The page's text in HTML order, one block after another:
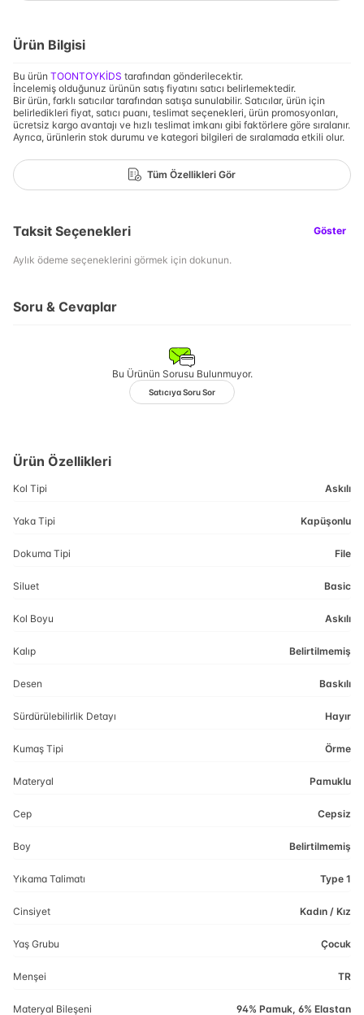
Ürün Bilgisi
Bu ürün TOONTOYKİDS tarafından gönderilecektir.
İncelemiş olduğunuz ürünün satış fiyatını satıcı belirlemektedir.
Bir ürün, farklı satıcılar tarafından satışa sunulabilir. Satıcılar, ürün için
belirledikleri fiyat, satıcı puanı, teslimat seçenekleri, ürün promosyonları,
ücretsiz kargo avantajı ve hızlı teslimat imkanı gibi faktörlere göre sıralanır.
Ayrıca, ürünlerin stok durumu ve kategori bilgileri de sıralamada etkili olur.
Tüm Özellikleri Gör
Taksit Seçenekleri Göster
Aylık ödeme seçeneklerini görmek için dokunun.
Soru & Cevaplar
Bu Ürünün Sorusu Bulunmuyor.
Satıcıya Soru Sor
Ürün Özellikleri
Kol Tipi Askılı
Yaka Tipi Kapüşonlu
Dokuma Tipi File
Siluet Basic
Kol Boyu Askılı
Kalıp Belirtilmemiş
Desen Baskılı
Sürdürülebilirlik Detayı Hayır
Kumaş Tipi Örme
Materyal Pamuklu
Cep Cepsiz
Boy Belirtilmemiş
Yıkama Talimatı Type 1
Cinsiyet Kadın / Kız
Yaş Grubu Çocuk
Menşei TR
Materyal Bileşeni 94% Pamuk, 6% Elastan